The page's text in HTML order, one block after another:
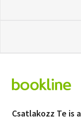
Csatlakozz Te is